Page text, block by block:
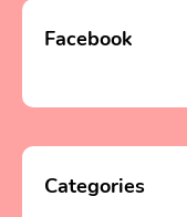
Facebook
Categories